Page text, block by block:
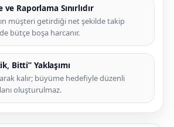
Raporlama Sınırlıdır
müşteri getirdiği net şekilde takip
bütçe boşa harcanır.
Bitti” Yaklaşımı
kalır; büyüme hedefiyle düzenli
oluşturulmaz.